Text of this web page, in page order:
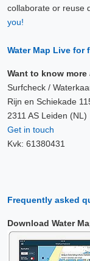
collaborate or reuse
you!
Water Map Live for
Want to know more
Surfcheck /
Rijn en Schiekade
2311 AS Leiden (NL)
Get in touch
Kvk: 61380431
Frequently asked
Download Water